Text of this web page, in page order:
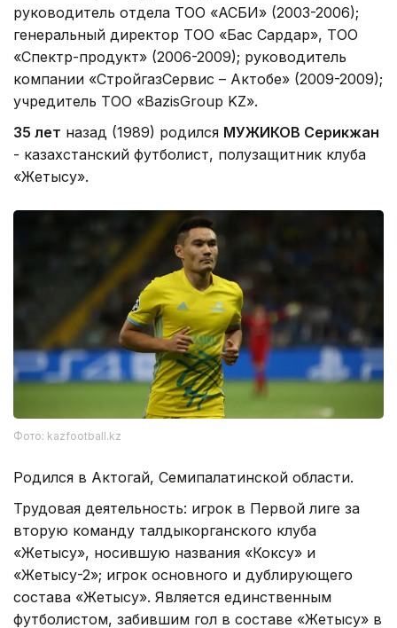
руководитель отдела ТОО «АСБИ» (2003-2006);
генеральный директор ТОО «Бас Сардар», ТОО
«Спектр-продукт» (2006-2009); руководитель
компании «СтройгазСервис – Актобе» (2009-2009);
учредитель ТОО «BazisGroup KZ».
35 лет назад (1989) родился МУЖИКОВ Серикжан
- казахстанский футболист, полузащитник клуба
«Жетысу».
Фото: kazfootball.kz
Родился в Актогай, Семипалатинской области.
Трудовая деятельность: игрок в Первой лиге за
вторую команду талдыкорганского клуба
«Жетысу», носившую названия «Коксу» и
«Жетысу-2»; игрок основного и дублирующего
состава «Жетысу». Является единственным
футболистом, забившим гол в составе «Жетысу» в